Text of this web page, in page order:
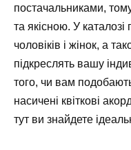
постачальниками,
та якісною. У
чоловіків і жінок, а
підкреслять вашу
того, чи вам
насичені квіткові
тут ви знайдете